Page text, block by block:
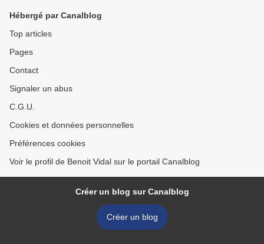
Hébergé par Canalblog
Top articles
Pages
Contact
Signaler un abus
C.G.U.
Cookies et données personnelles
Préférences cookies
Voir le profil de Benoit Vidal sur le portail Canalblog
Créer un blog sur Canalblog
Créer un blog